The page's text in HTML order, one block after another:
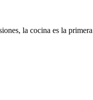
la cocina es la